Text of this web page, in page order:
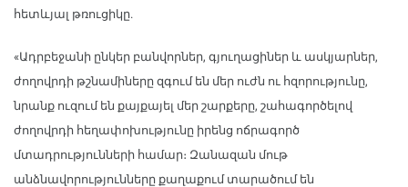
հետևյալ թռուցիկը.
«Ադրբեջանի ընկեր բանվորներ, գյուղացիներ և ասկյարներ,
ժողովրդի թշնամիները զգում են մեր ուժն ու հզորությունը,
նրանք ուզում են քայքայել մեր շարքերը, շահագործելով
ժողովրդի հեղափոխությունը իրենց ոճրագործ
մտադրությունների համար։ Զանազան մութ
անձնավորությունները քաղաքում տարածում են